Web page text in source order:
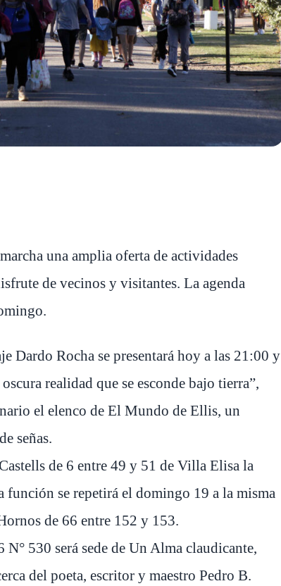
una amplia oferta de actividades
de vecinos y visitantes. La agenda
Dardo Rocha se presentará hoy a las 21:00 y
realidad que se esconde bajo tierra”,
el elenco de El Mundo de Ellis, un
señas.
de 6 entre 49 y 51 de Villa Elisa la
función se repetirá el domingo 19 a la misma
de 66 entre 152 y 153.
530 será sede de Un Alma claudicante,
del poeta, escritor y maestro Pedro B.